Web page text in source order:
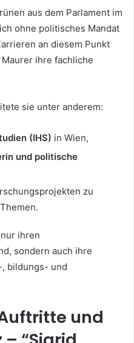
aus dem Parlament im
ohne politisches Mandat
an diesem Punkt
ihre fachliche
sie unter anderem:
(IHS) in Wien,
und politische
zu
ihren
sondern auch ihre
bildungs- und
und